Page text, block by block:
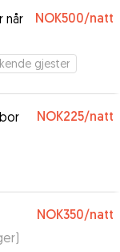
Jeg følte meg
hender, og det
henne. Jeg
som trenger en
når
NOK500/natt
gjester
NOK225/natt
NOK350/natt
)